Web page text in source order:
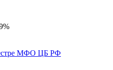
МФО ЦБ РФ